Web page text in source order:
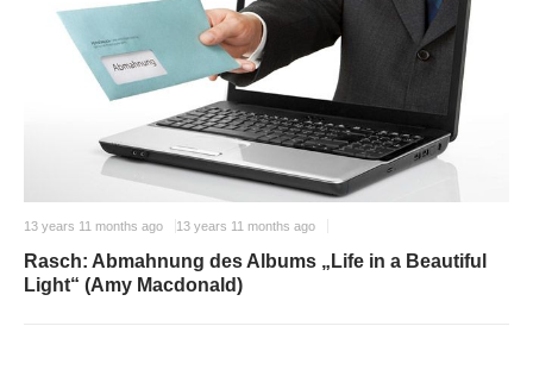
13 years 11 months ago 13 years 11 months ago
Rasch: Abmahnung des Albums „Life in a Beautiful
Light“ (Amy Macdonald)